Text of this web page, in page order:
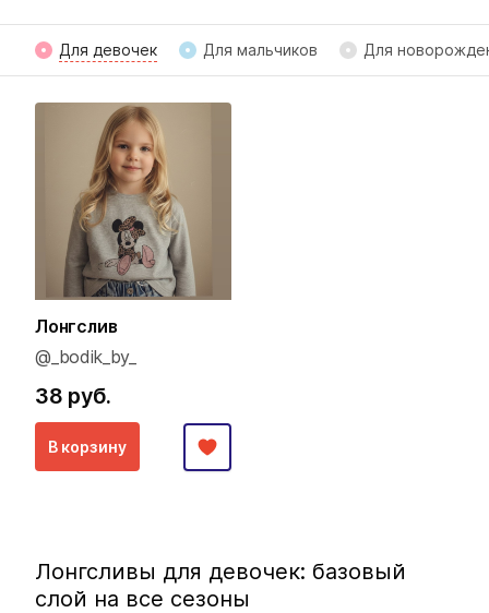
Для девочек Для мальчиков Для
Лонгслив
@_bodik_by_
38 руб.
В корзину
Лонгсливы для девочек: базовый
слой на все сезоны